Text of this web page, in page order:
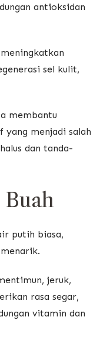
antioksidan
sel kulit,
membantu
yang menjadi salah
dan tanda-
putih biasa,
jeruk,
rasa segar,
vitamin dan